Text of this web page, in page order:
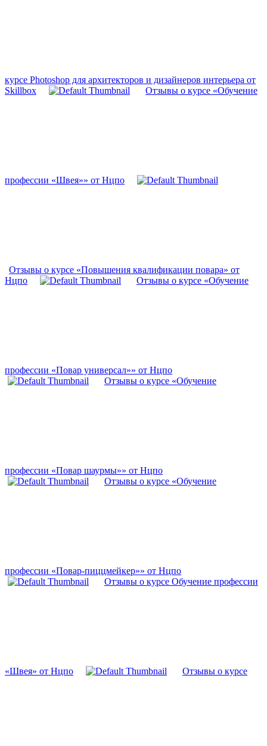
курсе Photoshop для архитекторов и дизайнеров интерьера от
Skillbox
Отзывы о курсе «Обучение
профессии «Швея»» от Нцпо
Отзывы о курсе «Повышения квалификации повара» от
Нцпо
Отзывы о курсе «Обучение
профессии «Повар универсал»» от Нцпо
Отзывы о курсе «Обучение
профессии «Повар шаурмы»» от Нцпо
Отзывы о курсе «Обучение
профессии «Повар-пиццмейкер»» от Нцпо
Отзывы о курсе Обучение профессии
«Швея» от Нцпо Отзывы о курсе